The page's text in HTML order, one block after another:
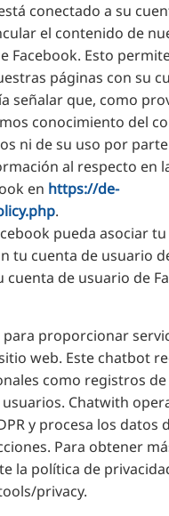
conectado a su
el contenido de
Facebook. Esto
páginas con su
señalar que, como
conocimiento del
ni de su uso por parte
al respecto en
en https://de-
.
pueda asociar
tu cuenta de usuario
cuenta de usuario de
proporcionar
web. Este chatbot
como registros
Chatwith
y procesa los datos
Para obtener
la política de
privacy.